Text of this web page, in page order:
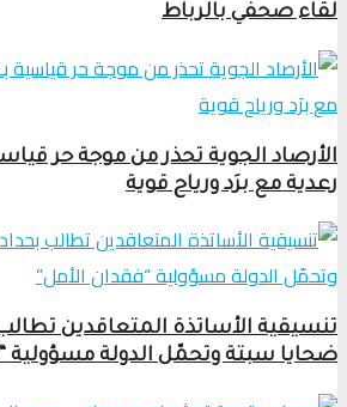
لقاء صحفي بالرباط
رعدية مع برَد ورياح قوية
تنسيقية الأساتذة المتعاقدين
ضحايا سبتة وتحمّل الدولة مسؤولية